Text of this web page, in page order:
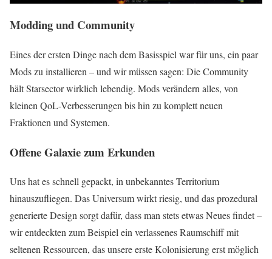
Modding und Community
Eines der ersten Dinge nach dem Basisspiel war für uns, ein paar
Mods zu installieren – und wir müssen sagen: Die Community
hält Starsector wirklich lebendig. Mods verändern alles, von
kleinen QoL-Verbesserungen bis hin zu komplett neuen
Fraktionen und Systemen.
Offene Galaxie zum Erkunden
Uns hat es schnell gepackt, in unbekanntes Territorium
hinauszufliegen. Das Universum wirkt riesig, und das prozedural
generierte Design sorgt dafür, dass man stets etwas Neues findet –
wir entdeckten zum Beispiel ein verlassenes Raumschiff mit
seltenen Ressourcen, das unsere erste Kolonisierung erst möglich